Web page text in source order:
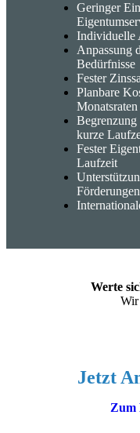
Geringer
Individuelle
Anpassung
Bedürfnisse
Fester
Planbare
Monatsraten
kurze
Fester
Laufzeit
Förderungen
Werte
Wir
Jetzt
Zum